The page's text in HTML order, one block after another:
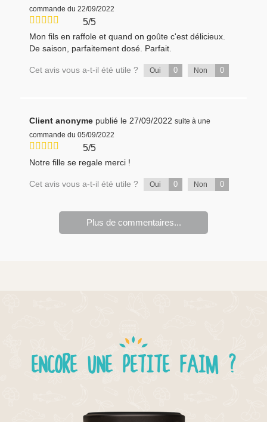
commande du 22/09/2022
5/5
Mon fils en raffole et quand on goûte c'est délicieux.
De saison, parfaitement dosé. Parfait.
Cet avis vous a-t-il été utile ? Oui 0 Non 0
Client anonyme publié le 27/09/2022 suite à une
commande du 05/09/2022
5/5
Notre fille se regale merci !
Cet avis vous a-t-il été utile ? Oui 0 Non 0
Plus de commentaires...
ENCORE UNE PETITE FAIM ?